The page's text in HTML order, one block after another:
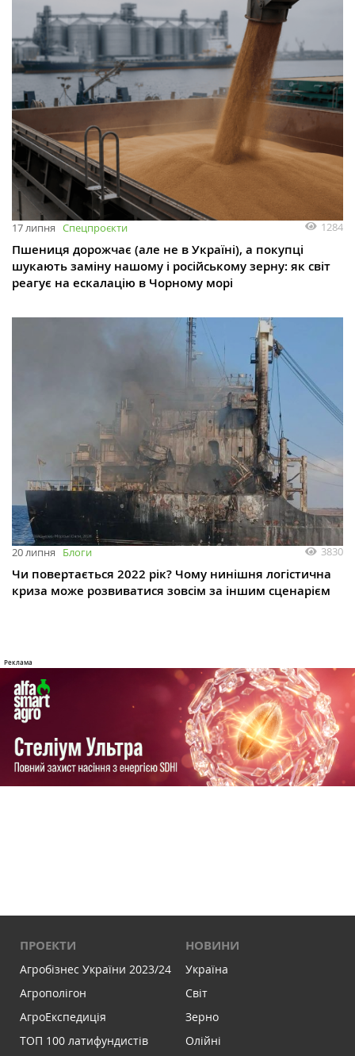
17 липня Спецпроєкти 1284
Пшениця дорожчає (але не в Україні), а покупці
шукають заміну нашому і російському зерну: як світ
реагує на ескалацію в Чорному морі
20 липня Блоги 3830
Чи повертається 2022 рік? Чому нинішня логістична
криза може розвиватися зовсім за іншим сценарієм
ПРОЕКТИ
Агробізнес України 2023/24
Агрополігон
АгроЕкспедиція
ТОП 100 латифундистів
НОВИНИ
Україна
Світ
Зерно
Олійні